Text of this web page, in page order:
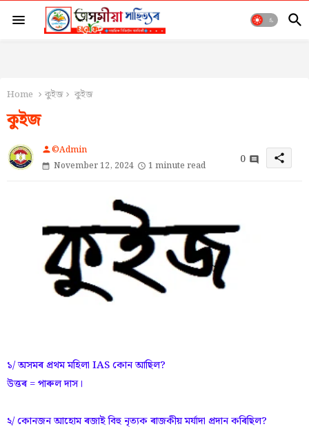
Home কুইজ কুইজ
কুইজ
person©Admin
November 12, 2024
1 minute read 0 share
১/ অসমৰ প্ৰথম মহিলা IAS কোন আছিল?
উত্তৰ = পাৰুল দাস।
২/ কোনজন আহোম ৰজাই বিহু নৃত্যক ৰাজকীয় মৰ্যাদা প্ৰদান কৰিছিল?